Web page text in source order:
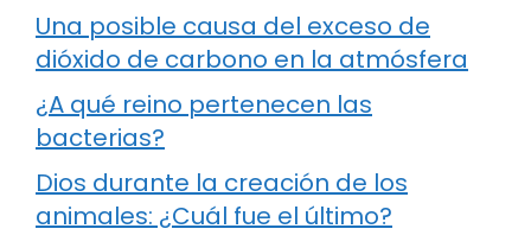
Una posible causa del exceso de
dióxido de carbono en la atmósfera
¿A qué reino pertenecen las
bacterias?
Dios durante la creación de los
animales: ¿Cuál fue el último?